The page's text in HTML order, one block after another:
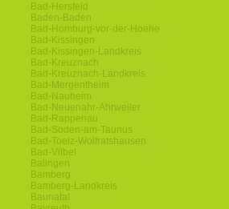
Bad-Hersfeld
Baden-Baden
Bad-Homburg-vor-der-Hoehe
Bad-Kissingen
Bad-Kissingen-Landkreis
Bad-Kreuznach
Bad-Kreuznach-Landkreis
Bad-Mergentheim
Bad-Nauheim
Bad-Neuenahr-Ahrweiler
Bad-Rappenau
Bad-Soden-am-Taunus
Bad-Toelz-Wolfratshausen
Bad-Vilbel
Balingen
Bamberg
Bamberg-Landkreis
Baunatal